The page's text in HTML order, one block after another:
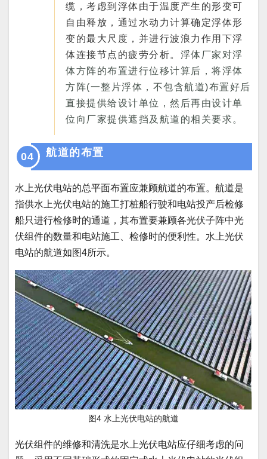
缆，考虑到浮体由于温度产生的形变可
自由释放，通过水动力计算确定浮体形
变的最大尺度，并进行波浪力作用下浮
体连接节点的疲劳分析。 浮体厂家对浮
体方阵的布置进行位移计算后，将浮体
方阵(一整片浮体，不包含航道)布置好后
直接提供给设计单位，然后再由设计单
位向厂家提供遮挡及航道的相关要求。
04 航道的布置
水上光伏电站的总平面布置应兼顾航道的布置。航道是
指供水上光伏电站的施工打桩船行驶和电站投产后检修
船只进行检修时的通道，其布置要兼顾各光伏子阵中光
伏组件的数量和电站施工、检修时的便利性。水上光伏
电站的航道如图4所示。
图4 水上光伏电站的航道
光伏组件的维修和清洗是水上光伏电站应仔细考虑的问